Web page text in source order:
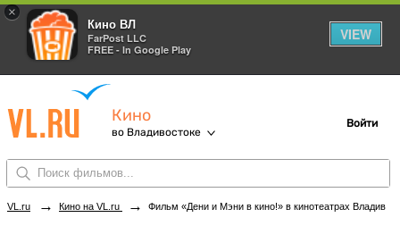
×
Кино ВЛ
FarPost LLC
FREE - In Google Play
VIEW
Кино
во Владивостоке
Войти
VL.ru → Кино на VL.ru → Фильм «Дени и Мэни в кино!» в кинотеатрах Владивостока. Купить билеты!